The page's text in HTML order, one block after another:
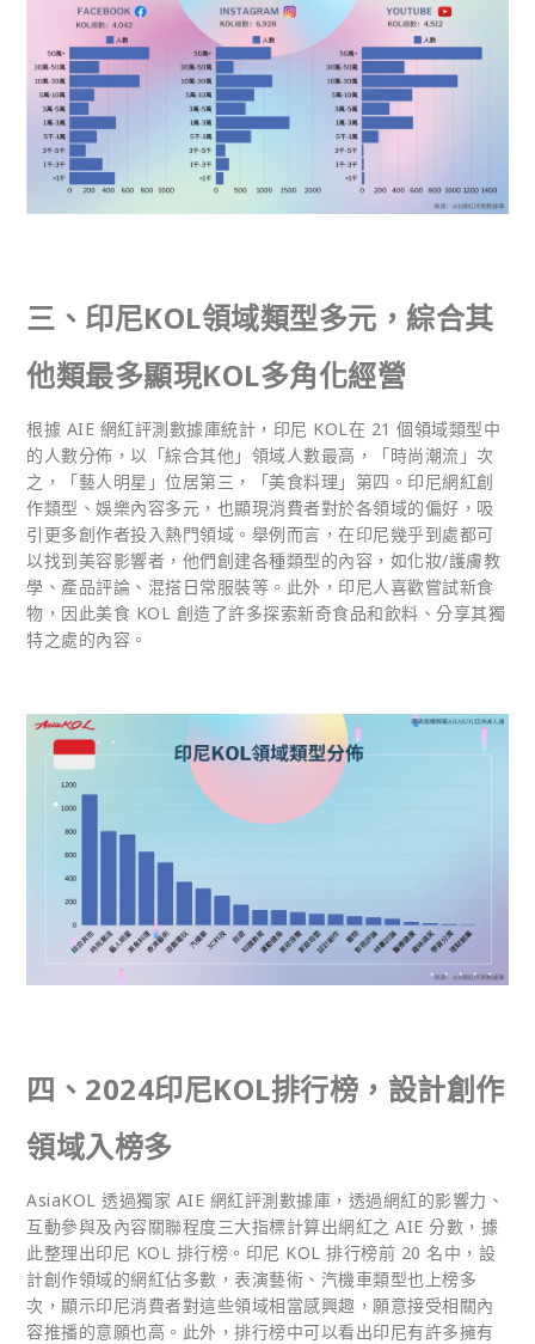
三、印尼KOL領域類型多元，綜合其
他類最多顯現KOL多角化經營
根據 AIE 網紅評測數據庫統計，印尼 KOL在 21 個領域類型中
的人數分佈，以「綜合其他」領域人數最高，「時尚潮流」次
之，「藝人明星」位居第三，「美食料理」第四。印尼網紅創
作類型、娛樂內容多元，也顯現消費者對於各領域的偏好，吸
引更多創作者投入熱門領域。舉例而言，在印尼幾乎到處都可
以找到美容影響者，他們創建各種類型的內容，如化妝/護膚教
學、產品評論、混搭日常服裝等。此外，印尼人喜歡嘗試新食
物，因此美食 KOL 創造了許多探索新奇食品和飲料、分享其獨
特之處的內容。
四、2024印尼KOL排行榜，設計創作
領域入榜多
AsiaKOL 透過獨家 AIE 網紅評測數據庫，透過網紅的影響力、
互動參與及內容關聯程度三大指標計算出網紅之 AIE 分數，據
此整理出印尼 KOL 排行榜。印尼 KOL 排行榜前 20 名中，設
計創作領域的網紅佔多數，表演藝術、汽機車類型也上榜多
次，顯示印尼消費者對這些領域相當感興趣，願意接受相關內
容推播的意願也高。此外，排行榜中可以看出印尼有許多擁有